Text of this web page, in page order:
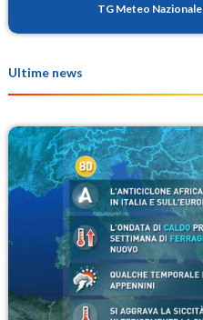
TG Meteo Nazionale
Ultime news